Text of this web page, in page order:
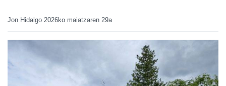
Jon Hidalgo 2026ko maiatzaren 29a